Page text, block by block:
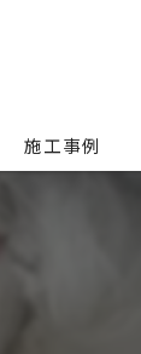
施工事例